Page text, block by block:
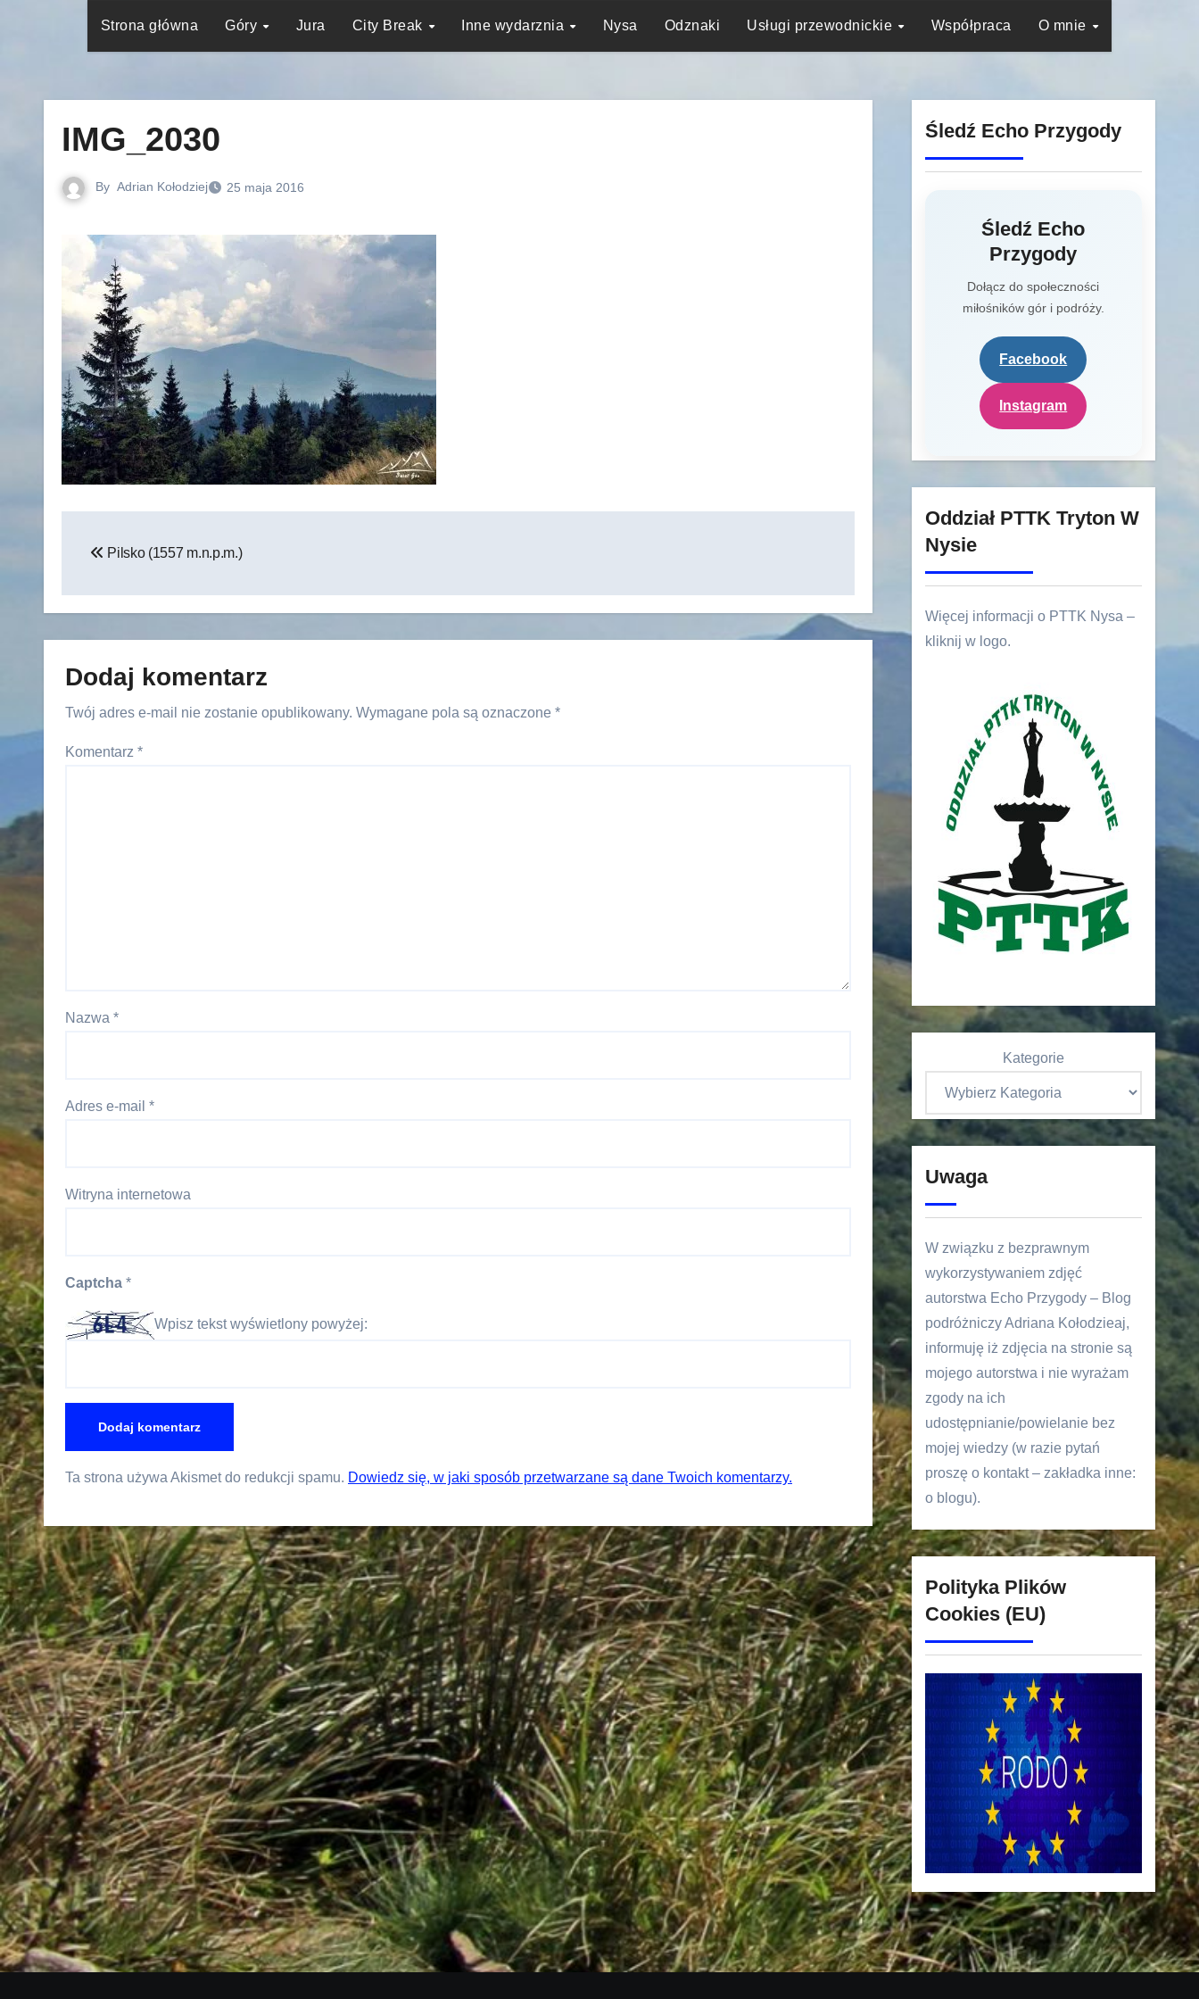
Strona główna Góry Jura City Break Inne wydarznia Nysa Odznaki Usługi przewodnickie Współpraca O mnie
IMG_2030
By Adrian Kołodziej 25 maja 2016
wpisuPilsko (1557 m.n.p.m.)
Dodaj komentarz
Twój adres e-mail nie zostanie opublikowany. Wymagane pola są oznaczone *
Komentarz *
Nazwa *
Adres e-mail *
Witryna internetowa
Captcha *
Wpisz tekst wyświetlony powyżej:
Ta strona używa Akismet do redukcji spamu. Dowiedz się, w jaki sposób przetwarzane są dane Twoich komentarzy.
Śledź Echo Przygody
Śledź Echo
Przygody
Dołącz do społeczności
miłośników gór i podróży.
Facebook
Instagram
Oddział PTTK Tryton W
Nysie
Więcej informacji o PTTK Nysa –
kliknij w logo.
Kategorie
Uwaga
W związku z bezprawnym
wykorzystywaniem zdjęć
autorstwa Echo Przygody – Blog
podróżniczy Adriana Kołodzieaj,
informuję iż zdjęcia na stronie są
mojego autorstwa i nie wyrażam
zgody na ich
udostępnianie/powielanie bez
mojej wiedzy (w razie pytań
proszę o kontakt – zakładka inne:
o blogu).
Polityka Plików
Cookies (EU)